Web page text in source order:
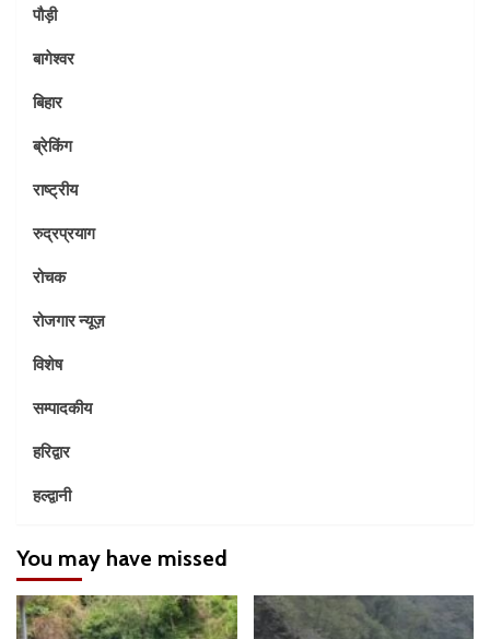
पौड़ी
बागेश्वर
बिहार
ब्रेकिंग
राष्ट्रीय
रुद्रप्रयाग
रोचक
रोजगार न्यूज़
विशेष
सम्पादकीय
हरिद्वार
हल्द्वानी
You may have missed